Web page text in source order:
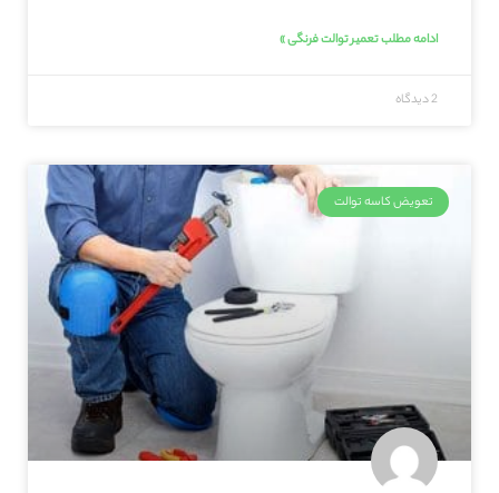
ادامه مطلب تعمیر توالت فرنگی »
2 دیدگاه
تعویض کاسه توالت